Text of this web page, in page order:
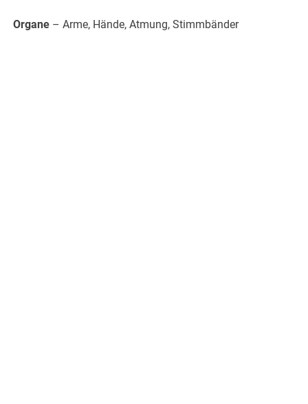
Organe – Arme, Hände, Atmung, Stimmbänder